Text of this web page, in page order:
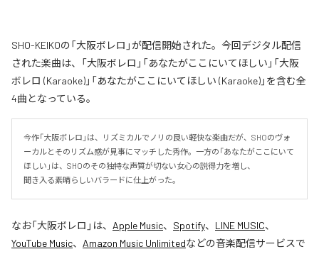
SHO-KEIKOの「大阪ボレロ」が配信開始された。今回デジタル配信
された楽曲は、「大阪ボレロ」「あなたがここにいてほしい」「大阪
ボレロ (Karaoke)」「あなたがここにいてほしい (Karaoke)」を含む全
4曲となっている。
今作「大阪ボレロ」は、リズミカルでノリの良い軽快な楽曲だが、SHOのヴォ
ーカルとそのリズム感が見事にマッチした秀作。一方の「あなたがここにいて
ほしい」は、SHOのその独特な声質が切ない女心の説得力を増し、
聞き入る素晴らしいバラードに仕上がった。
なお「大阪ボレロ 」は、 Apple Music、 Spotify、 LINE MUSIC、
YouTube Music、 Amazon Music Unlimitedなどの音楽配信サービスで